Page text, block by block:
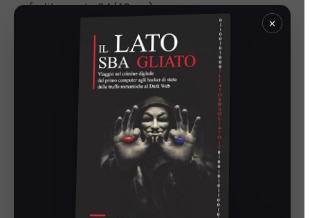
×
(solitamente 24/48 ore).
Perché non puoi fare “da
solo” (e perché serve un
esperto)
Un errore comune è pensare che basti il consiglio
dell’elettricista. Purtroppo, la parte tecnica è solo il
20% del lavoro; il restante 80% è conformità legale.
La mancanza di trasparenza o un’istanza scritta
male all’Ispettorato possono bloccare l’azienda per